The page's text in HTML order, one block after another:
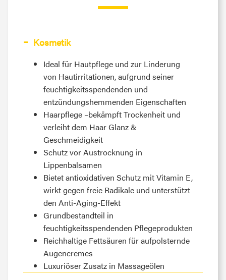
Kosmetik
Ideal für Hautpflege und zur Linderung
von Hautirritationen, aufgrund seiner
feuchtigkeitsspendenden und
entzündungshemmenden Eigenschaften
Haarpflege –bekämpft Trockenheit und
verleiht dem Haar Glanz &
Geschmeidigkeit
Schutz vor Austrocknung in
Lippenbalsamen
Bietet antioxidativen Schutz mit Vitamin E,
wirkt gegen freie Radikale und unterstützt
den Anti-Aging-Effekt
Grundbestandteil in
feuchtigkeitsspendenden Pflegeprodukten
Reichhaltige Fettsäuren für aufpolsternde
Augencremes
Luxuriöser Zusatz in Massageölen